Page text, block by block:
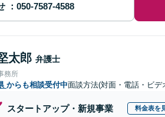
太郎 弁護士
務所
からも相談受付中面談方法(対面・電話・ビデ
スタートアップ・新規事業 料金表を